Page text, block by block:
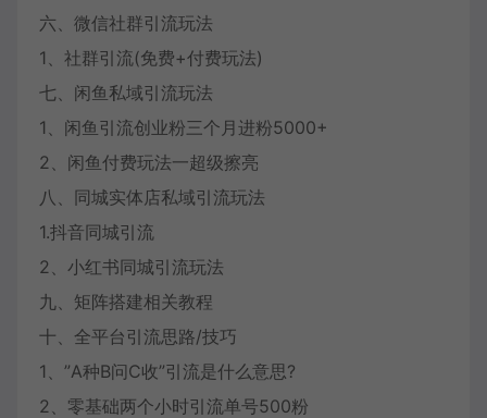
六、微信社群引流玩法
1、社群引流(免费+付费玩法)
七、闲鱼私域引流玩法
1、闲鱼引流创业粉三个月进粉5000+
2、闲鱼付费玩法一超级擦亮
八、同城实体店私域引流玩法
1.抖音同城引流
2、小红书同城引流玩法
九、矩阵搭建相关教程
十、全平台引流思路/技巧
1、”A种B问C收”引流是什么意思?
2、零基础两个小时引流单号500粉